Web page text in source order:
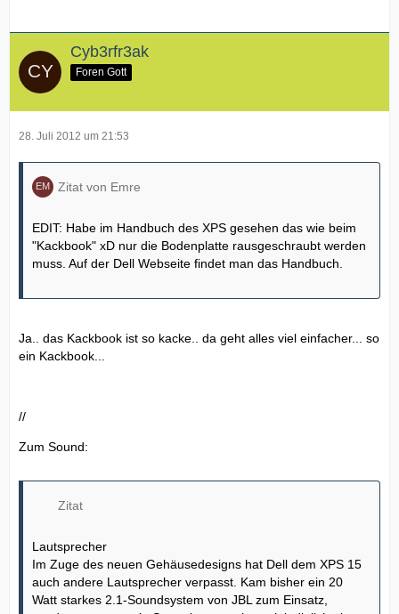
Cyb3rfr3ak
Foren Gott
28. Juli 2012 um 21:53
Zitat von Emre
EDIT: Habe im Handbuch des XPS gesehen das wie beim
"Kackbook" xD nur die Bodenplatte rausgeschraubt werden
muss. Auf der Dell Webseite findet man das Handbuch.
Ja.. das Kackbook ist so kacke.. da geht alles viel einfacher... so
ein Kackbook...
//
Zum Sound:
Zitat
Lautsprecher
Im Zuge des neuen Gehäusedesigns hat Dell dem XPS 15
auch andere Lautsprecher verpasst. Kam bisher ein 20
Watt starkes 2.1-Soundsystem von JBL zum Einsatz,